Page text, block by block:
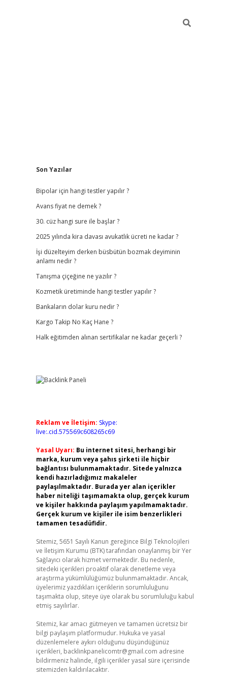
Sidebar
Son Yazılar
Bipolar için hangi testler yapılır ?
Avans fiyat ne demek ?
30. cüz hangi sure ile başlar ?
2025 yılında kira davası avukatlık ücreti ne kadar ?
İşi düzelteyim derken büsbütün bozmak deyiminin
anlamı nedir ?
Tanışma çiçeğine ne yazılır ?
Kozmetik üretiminde hangi testler yapılır ?
Bankaların dolar kuru nedir ?
Kargo Takip No Kaç Hane ?
Halk eğitimden alınan sertifikalar ne kadar geçerli ?
Reklam ve İletişim: Skype:
live:.cid.575569c608265c69
Yasal Uyarı: Bu internet sitesi, herhangi bir
marka, kurum veya şahıs şirketi ile hiçbir
bağlantısı bulunmamaktadır. Sitede yalnızca
kendi hazırladığımız makaleler
paylaşılmaktadır. Burada yer alan içerikler
haber niteliği taşımamakta olup, gerçek kurum
ve kişiler hakkında paylaşım yapılmamaktadır.
Gerçek kurum ve kişiler ile isim benzerlikleri
tamamen tesadüfidir.
Sitemiz, 5651 Sayılı Kanun gereğince Bilgi Teknolojileri
ve İletişim Kurumu (BTK) tarafından onaylanmış bir Yer
Sağlayıcı olarak hizmet vermektedir. Bu nedenle,
sitedeki içerikleri proaktif olarak denetleme veya
araştırma yükümlülüğümüz bulunmamaktadır. Ancak,
üyelerimiz yazdıkları içeriklerin sorumluluğunu
taşımakta olup, siteye üye olarak bu sorumluluğu kabul
etmiş sayılırlar.
Sitemiz, kar amacı gütmeyen ve tamamen ücretsiz bir
bilgi paylaşım platformudur. Hukuka ve yasal
düzenlemelere aykırı olduğunu düşündüğünüz
içerikleri, backlinkpanelicomtr@gmail.com adresine
bildirmeniz halinde, ilgili içerikler yasal süre içerisinde
sitemizden kaldırılacaktır.